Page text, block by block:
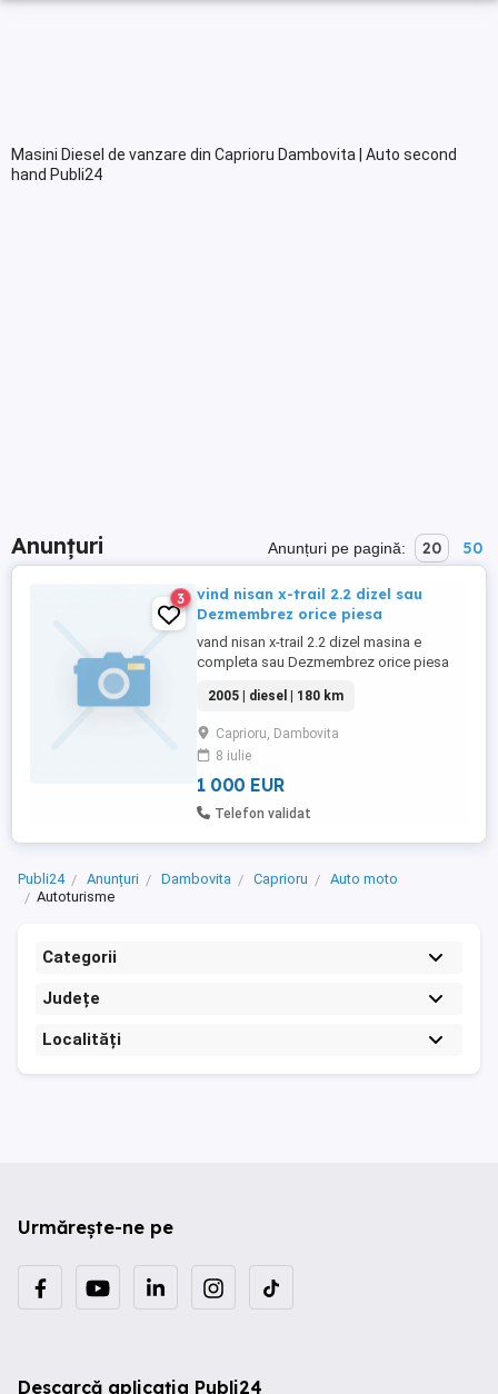
Masini Diesel de vanzare din Caprioru Dambovita | Auto second
hand Publi24
Anunțuri Anunțuri pe pagină: 20 50
3
vind nisan x-trail 2.2 dizel sau
Dezmembrez orice piesa
vand nisan x-trail 2.2 dizel masina e
completa sau Dezmembrez orice piesa
2005 | diesel | 180 km
Caprioru, Dambovita
8 iulie
1 000 EUR
Telefon validat
Publi24 Anunțuri Dambovita Caprioru
Auto moto
Autoturisme
Categorii
Județe
Localități
Urmărește-ne pe
Descarcă aplicația Publi24